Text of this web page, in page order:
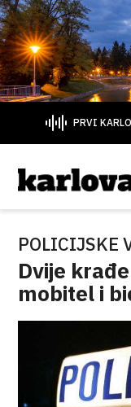
PRVI
POLICIJSKE
Dvije
mobitel i